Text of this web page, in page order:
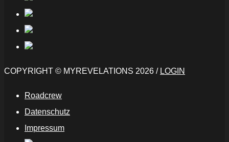
COPYRIGHT © MYREVELATIONS 2026 / LOGIN
Roadcrew
Datenschutz
Impressum